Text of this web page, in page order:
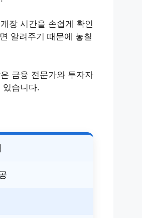
장 시간을 손쉽게 확인
알려주기 때문에 놓칠
금융 전문가와 투자자
있습니다.